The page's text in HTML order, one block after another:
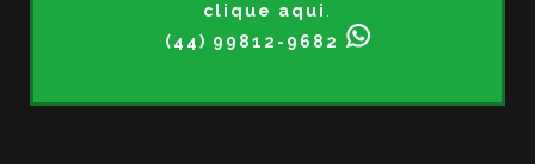
clique aqui .
(44) 99812-9682